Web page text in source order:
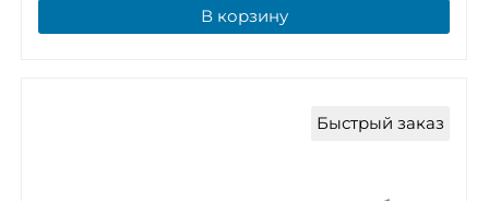
В корзину
Быстрый заказ